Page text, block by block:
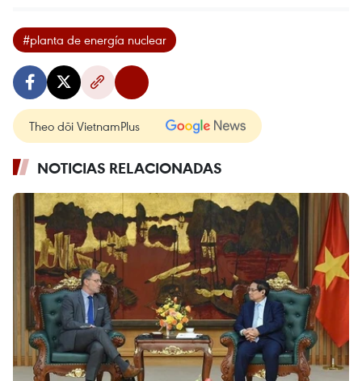
#planta de energía nuclear
Theo dõi VietnamPlus
NOTICIAS RELACIONADAS